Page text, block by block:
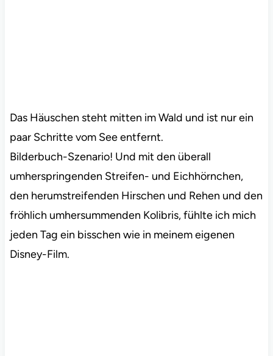
Das Häuschen steht mitten im Wald und ist nur ein
paar Schritte vom See entfernt.
Bilderbuch-Szenario! Und mit den überall
umherspringenden Streifen- und Eichhörnchen,
den herumstreifenden Hirschen und Rehen und den
fröhlich umhersummenden Kolibris, fühlte ich mich
jeden Tag ein bisschen wie in meinem eigenen
Disney-Film.